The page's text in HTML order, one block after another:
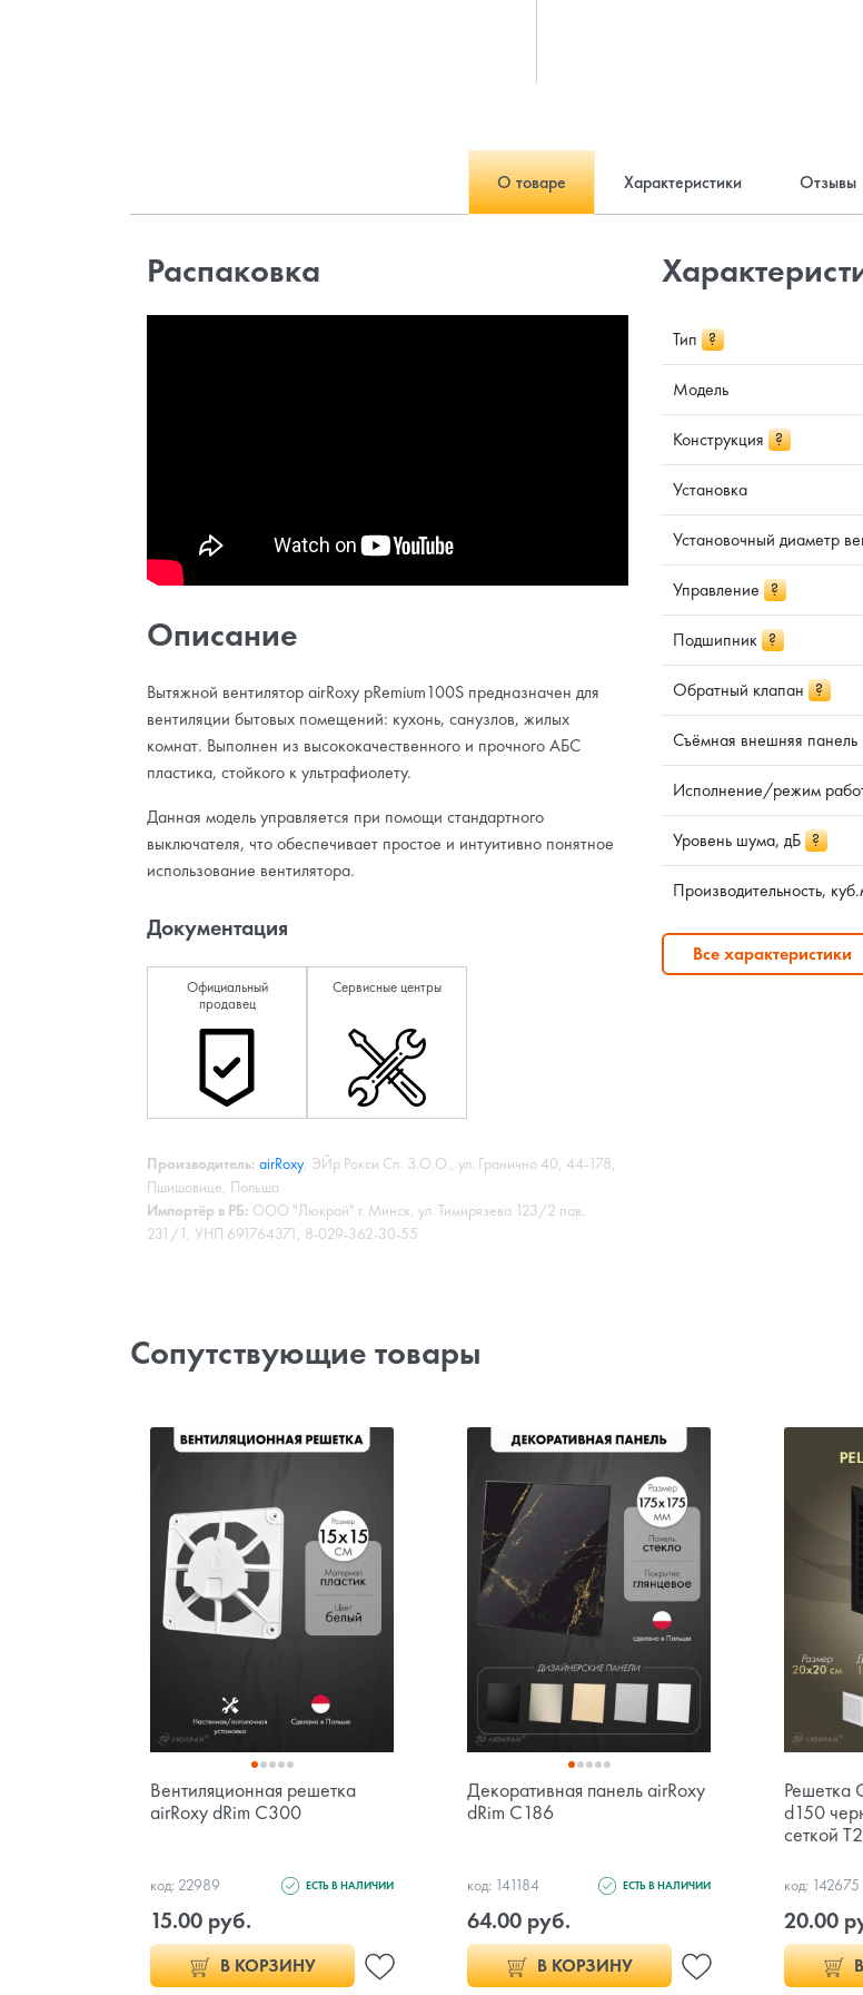
О товаре Характеристики Отзывы
Распаковка
Описание
Вытяжной вентилятор airRoxy pRemium100S предназначен для
вентиляции бытовых помещений: кухонь, санузлов, жилых
комнат. Выполнен из высококачественного и прочного АБС
пластика, стойкого к ультрафиолету.
Данная модель управляется при помощи стандартного
выключателя, что обеспечивает простое и интуитивно понятное
использование вентилятора.
Документация
Официальный
продавец
Сервисные центры
Производитель: airRoxy, ЭЙр Рокси Сп. З.О.О., ул. Гранична 40, 44-178,
Пшишовице, Польша
Импортёр в РБ: ООО "Люкрай" г. Минск, ул. Тимирязева 123/2 пав.
231/1, УНП 691764371, 8-029-362-30-55
Тип ?
Модель
Конструкция ?
Установка
Установочный диаметр
Управление ?
Подшипник ?
Обратный клапан ?
Съёмная внешняя панель
Исполнение/режим
Уровень шума, дБ ?
Производительность,
Все характеристики
Сопутствующие товары
Вентиляционная решетка
airRoxy dRim C300
код: 22989 ЕСТЬ В НАЛИЧИИ
15.00 руб.
В КОРЗИНУ
Декоративная панель airRoxy
dRim C186
код: 141184 ЕСТЬ В НАЛИЧИИ
64.00 руб.
В КОРЗИНУ
Решетка
d150
сеткой
код: 142675
20.00